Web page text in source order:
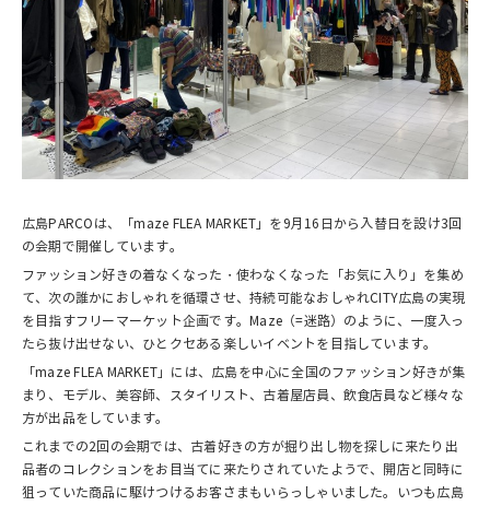
広島PARCOは、「maze FLEA MARKET」を9月16日から入替日を設け3回
の会期で開催しています。
ファッション好きの着なくなった・使わなくなった「お気に入り」を集め
て、次の誰かにおしゃれを循環させ、持続可能なおしゃれCITY広島の実現
を目指すフリーマーケット企画です。Maze（=迷路）のように、一度入っ
たら抜け出せない、ひとクセある楽しいイベントを目指しています。
「maze FLEA MARKET」には、広島を中心に全国のファッション好きが集
まり、モデル、美容師、スタイリスト、古着屋店員、飲食店員など様々な
方が出品をしています。
これまでの2回の会期では、古着好きの方が掘り出し物を探しに来たり出
品者のコレクションをお目当てに来たりされていたようで、開店と同時に
狙っていた商品に駆けつけるお客さまもいらっしゃいました。いつも広島